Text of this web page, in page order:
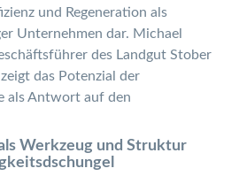
und Regeneration als
Unternehmen dar. Michael
des Landgut Stober
das Potenzial der
als Antwort auf den
Werkzeug und Struktur